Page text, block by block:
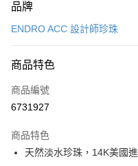
信用卡一次付款
3 期 0 利率 每期
合作金庫商業銀行
上海商業儲蓄銀行
臺灣中小企業銀行
匯豐（台灣）商業銀行
超商取貨付款
LINE Pay
Apple Pay
品牌
ENDRO ACC 設計師珍珠
商品特色
商品編號
6731927
商品特色
天然淡水珍珠，14K美國